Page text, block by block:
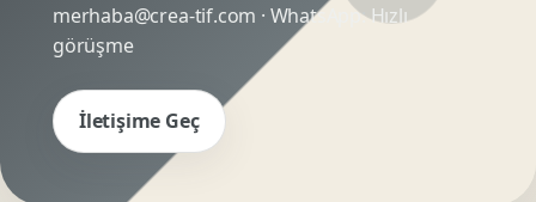
merhaba@crea-tif.com · WhatsApp:Hızlı
görüşme
İletişime Geç